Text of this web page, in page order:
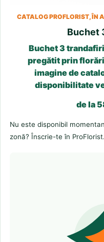
CATALOG PROFLORIST, ÎN
Buchet
Buchet 3
pregătit prin
imagine de
disponibilitate
de la
Nu este disponibil
zonă? Înscrie-te în ProFlorist.